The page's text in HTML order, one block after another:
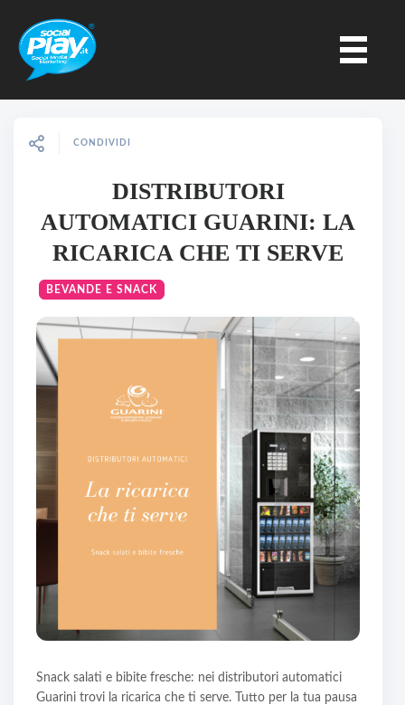
CONDIVIDI
DISTRIBUTORI
AUTOMATICI GUARINI: LA
RICARICA CHE TI SERVE
BEVANDE E SNACK
Snack salati e bibite fresche: nei distributori automatici
Guarini trovi la ricarica che ti serve. Tutto per la tua pausa